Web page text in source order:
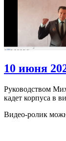
10 июня
Руководством
кадет корпуса в
Видео-ролик